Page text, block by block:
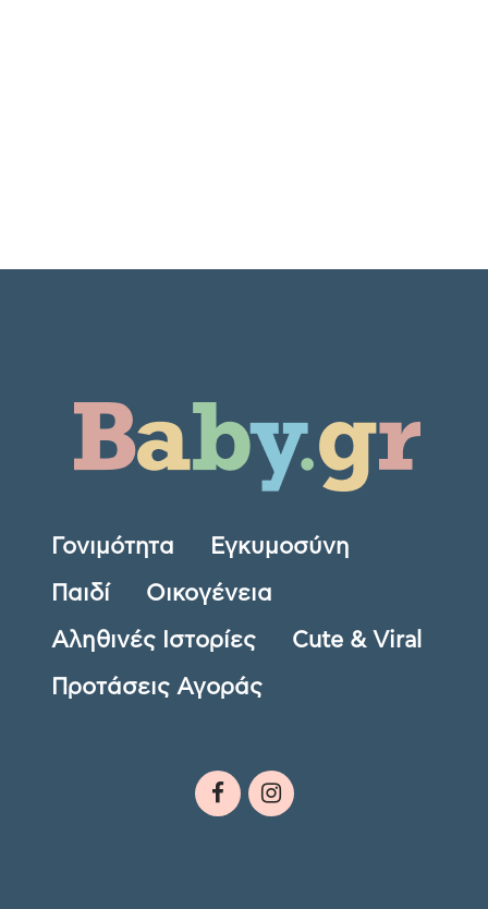
Γονιμότητα Εγκυμοσύνη
Παιδί Οικογένεια
Αληθινές Ιστορίες Cute & Viral
Προτάσεις Αγοράς